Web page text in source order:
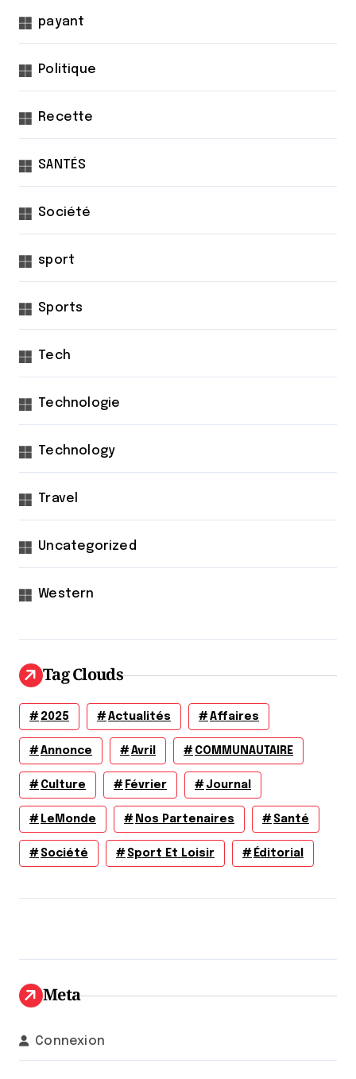
payant
Politique
Recette
SANTÉS
Société
sport
Sports
Tech
Technologie
Technology
Travel
Uncategorized
Western
Tag Clouds
2025 Actualités Affaires
Annonce Avril COMMUNAUTAIRE
Culture Février Journal
LeMonde Nos Partenaires Santé
Société Sport Et Loisir Éditorial
Meta
Connexion